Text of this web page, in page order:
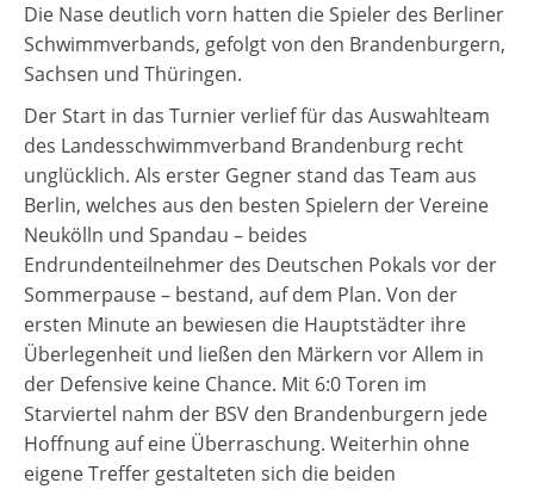
Die Nase deutlich vorn hatten die Spieler des Berliner
Schwimmverbands, gefolgt von den Brandenburgern,
Sachsen und Thüringen.
Der Start in das Turnier verlief für das Auswahlteam
des Landesschwimmverband Brandenburg recht
unglücklich. Als erster Gegner stand das Team aus
Berlin, welches aus den besten Spielern der Vereine
Neukölln und Spandau – beides
Endrundenteilnehmer des Deutschen Pokals vor der
Sommerpause – bestand, auf dem Plan. Von der
ersten Minute an bewiesen die Hauptstädter ihre
Überlegenheit und ließen den Märkern vor Allem in
der Defensive keine Chance. Mit 6:0 Toren im
Starviertel nahm der BSV den Brandenburgern jede
Hoffnung auf eine Überraschung. Weiterhin ohne
eigene Treffer gestalteten sich die beiden